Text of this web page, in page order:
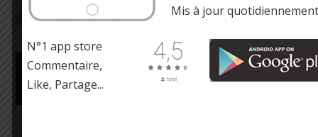
100 000 réactions chimiques se produisent dans
le cerveau humain chaque seconde
Mis à jour quotidiennement
N°1 app store
Commentaire,
Like, Partage...